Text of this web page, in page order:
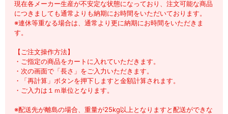
現在各メーカー生産が不安定な状態になっており、注文可能な商品
につきましても通常よりも納期にお時間をいただいております。
※連休等重なる場合は、通常より更に納期にお時間をいただきま
す。
【ご注文操作方法】
・ご指定の商品をカートに入れていただきます。
・次の画面で「長さ」をご入力いただきます。
・「再計算」ボタンを押下しますと金額計算されます。
・ご入力は１ｍ単位となります。
※配送先が離島の場合、重量が25kg以上となりますと配送ができな